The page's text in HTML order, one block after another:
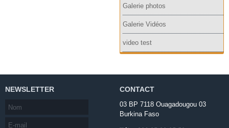
Galerie photos
Galerie Vidéos
video test
NEWSLETTER CONTACT
03 BP 7118 Ouagadougou 03
Burkina Faso